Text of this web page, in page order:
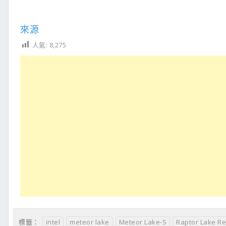
來源
人氣: 8,275
標籤： intel meteor lake Meteor Lake-S Raptor Lake